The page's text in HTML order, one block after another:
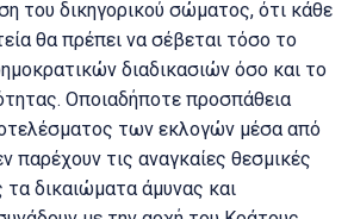
του δικηγορικού σώματος, ότι κάθε
θα πρέπει να σέβεται τόσο το
διαδικασιών όσο και το
Οποιαδήποτε προσπάθεια
των εκλογών μέσα από
παρέχουν τις αναγκαίες θεσμικές
δικαιώματα άμυνας και